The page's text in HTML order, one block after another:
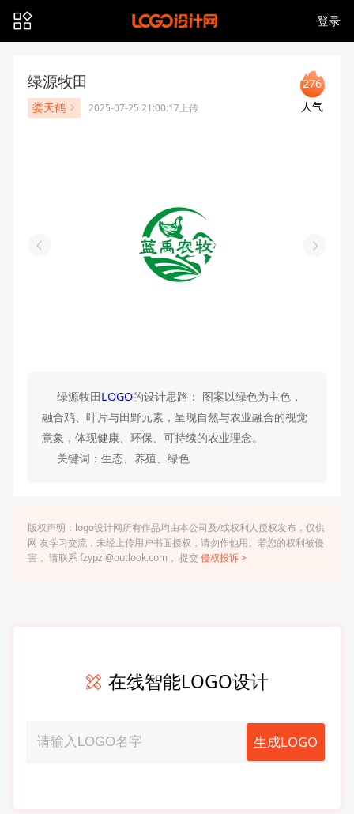
登录
绿源牧田
娄天鹤 2025-07-25 21:00:17上传
276
人气
绿源牧田LOGO的设计思路： 图案以绿色为主色，
融合鸡、叶片与田野元素，呈现自然与农业融合的视觉
意象，体现健康、环保、可持续的农业理念。
关键词：生态、养殖、绿色
版权声明：logo设计网所有作品均由本公司及/或权利人授权发布，仅供
网 友学习交流，未经上传用户书面授权，请勿作他用。若您的权利被侵
害， 请联系 fzypzl@outlook.com， 提交 侵权投诉 >
在线智能LOGO设计
生成LOGO